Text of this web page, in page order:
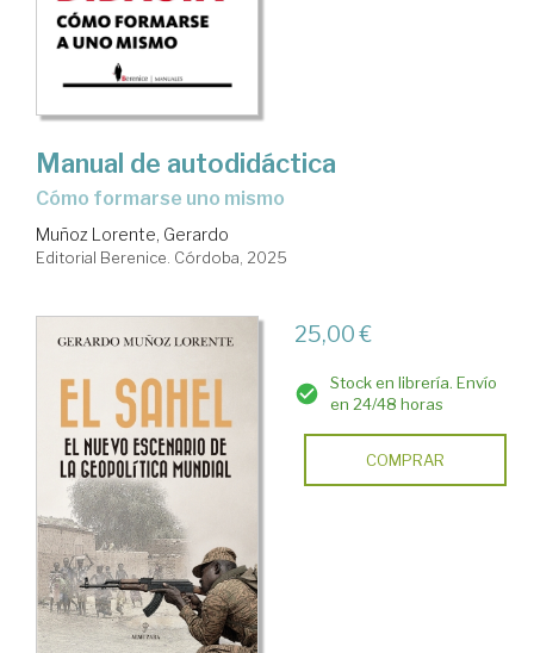
Manual de autodidáctica
Cómo formarse uno mismo
Muñoz Lorente, Gerardo
Editorial Berenice. Córdoba, 2025
25,00 €
Stock en librería. Envío
en 24/48 horas
COMPRAR